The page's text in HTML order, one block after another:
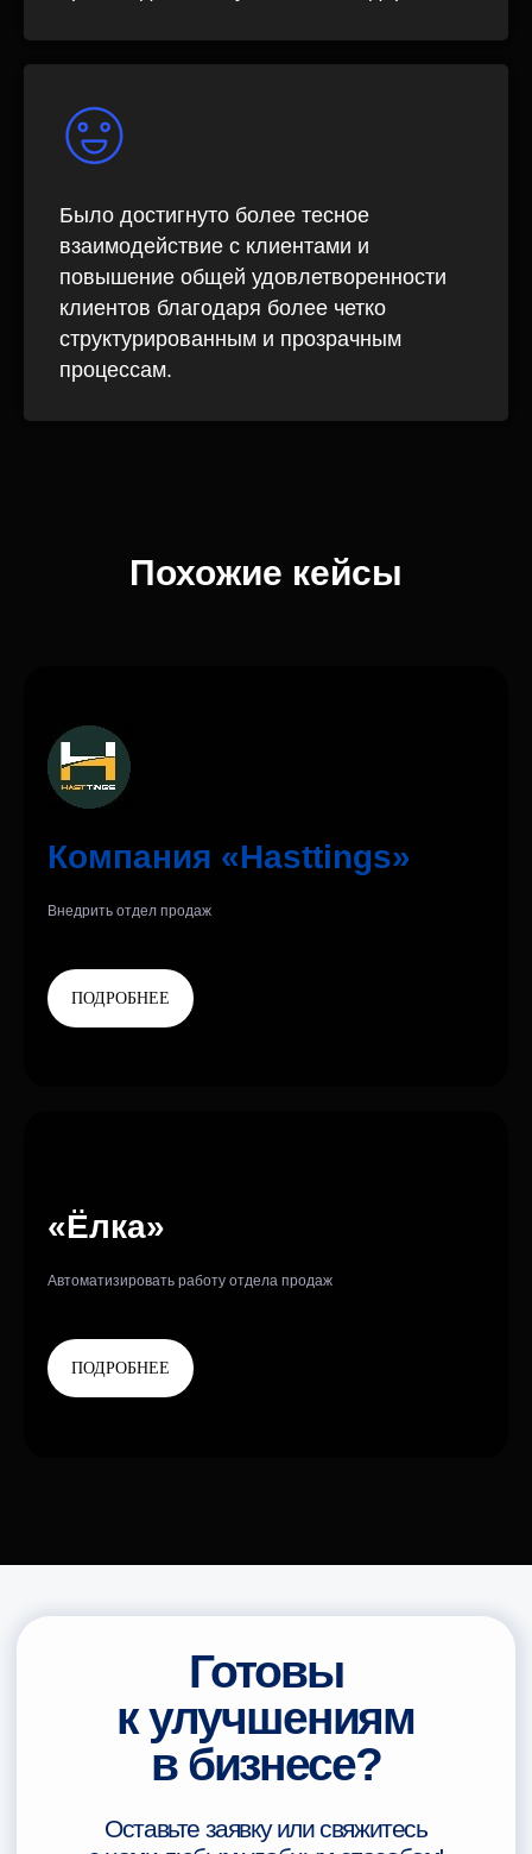
Было достигнуто более тесное
взаимодействие с клиентами и
повышение общей удовлетворенности
клиентов благодаря более четко
структурированным и прозрачным
процессам.
Похожие кейсы
Компания «Hasttings»
Внедрить отдел продаж
ПОДРОБНЕЕ
«Ёлка»
Автоматизировать работу отдела продаж
ПОДРОБНЕЕ
CRM Битрикс24
BI - аналитика
ИИ решения
ИИ - ассистент
Услуги
Блог
Кейсы
Makebiz©2026